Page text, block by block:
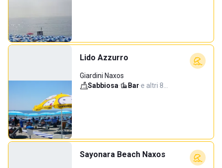
Lido Azzurro
Giardini Naxos
Sabbiosa· Bar·e altri 8…
Sayonara Beach Naxos